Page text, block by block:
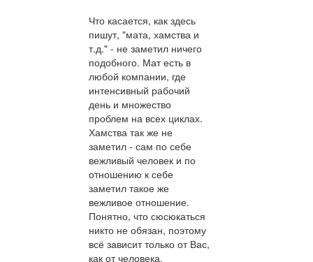
Что касается, как здесь
пишут, "мата, хамства и
т.д." - не заметил ничего
подобного. Мат есть в
любой компании, где
интенсивный рабочий
день и множество
проблем на всех циклах.
Хамства так же не
заметил - сам по себе
вежливый человек и по
отношению к себе
заметил такое же
вежливое отношение.
Понятно, что сюсюкаться
никто не обязан, поэтому
всё зависит только от Вас,
как от человека.